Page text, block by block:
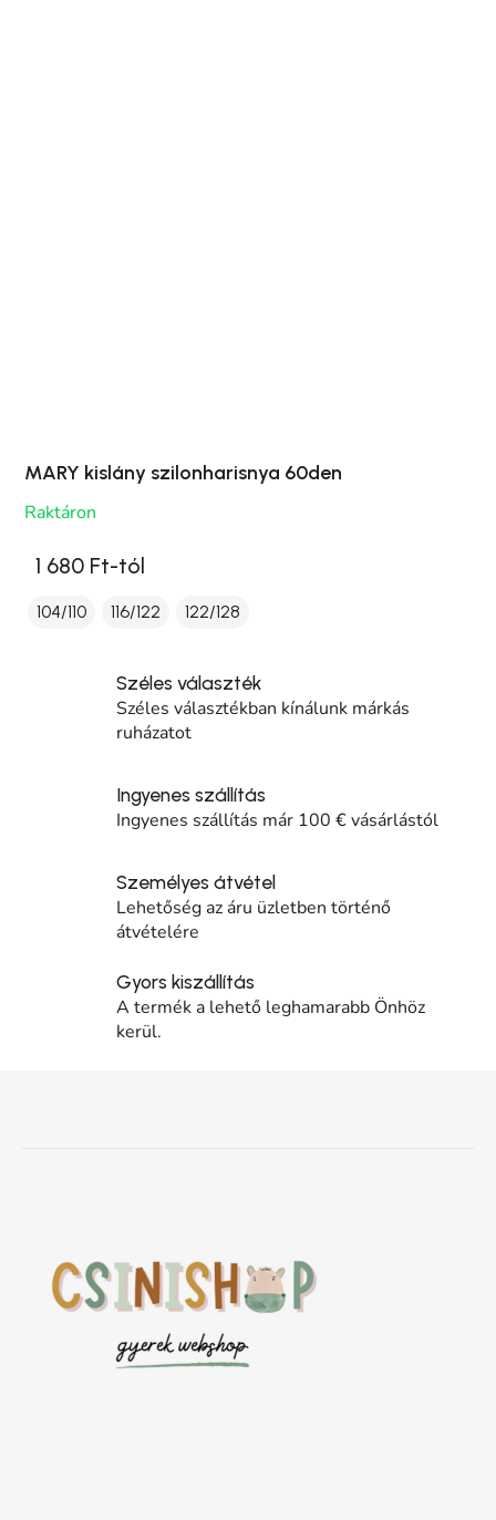
MARY kislány szilonharisnya 60den
Raktáron
1 680 Ft-tól
104/110 116/122 122/128
Széles választék
Széles választékban kínálunk márkás
ruházatot
Ingyenes szállítás
Ingyenes szállítás már 100 € vásárlástól
Személyes átvétel
Lehetőség az áru üzletben történő
átvételére
Gyors kiszállítás
A termék a lehető leghamarabb Önhöz
kerül.